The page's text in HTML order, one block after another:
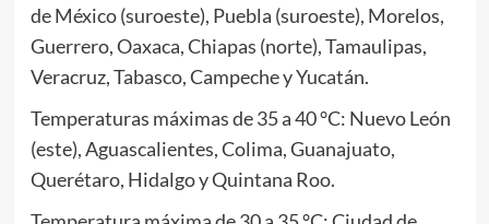
de México (suroeste), Puebla (suroeste), Morelos,
Guerrero, Oaxaca, Chiapas (norte), Tamaulipas,
Veracruz, Tabasco, Campeche y Yucatán.
Temperaturas máximas de 35 a 40 °C: Nuevo León
(este), Aguascalientes, Colima, Guanajuato,
Querétaro, Hidalgo y Quintana Roo.